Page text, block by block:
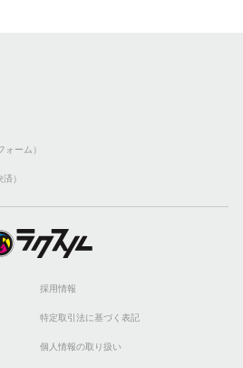
ーム）
）
採用情報
特定取引法に基づく表記
個人情報の取り扱い